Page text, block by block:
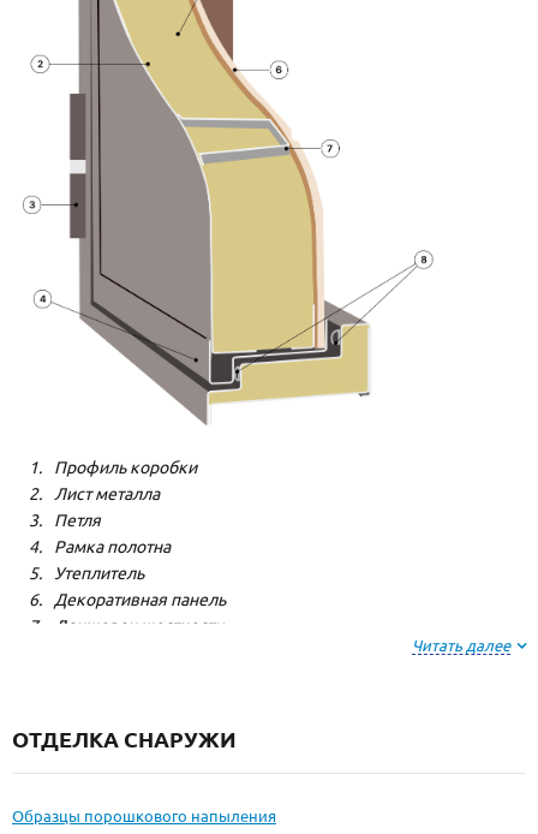
Профиль коробки
Лист металла
Петля
Рамка полотна
Утеплитель
Декоративная панель
Лонжерон жесткости
Читать далее
ОТДЕЛКА СНАРУЖИ
Образцы порошкового напыления